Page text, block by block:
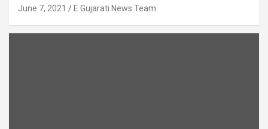
June 7, 2021 E Gujarati News Team